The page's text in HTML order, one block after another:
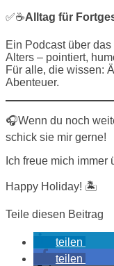
✅☕️Alltag für
Ein Podcast über
Alters – pointiert,
Für alle, die wissen:
Abenteuer.
🎧Wenn du noch
schick sie mir gerne!
Ich freue mich immer
Happy Holiday! 🏝️
Teile diesen Beitrag
teilen
teilen